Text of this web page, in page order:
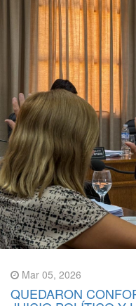
Mar 05, 2026
QUEDARON